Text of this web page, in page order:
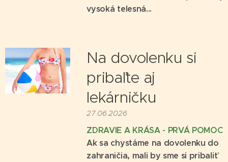
vysoká telesná...
Na dovolenku si
pribaľte aj
lekárničku
27.06.2026
ZDRAVIE A KRÁSA - PRVÁ POMOC
Ak sa chystáme na dovolenku do
zahraničia, mali by sme si pribaliť